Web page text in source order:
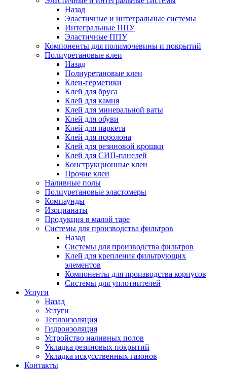
Назад
Эластичные и интегральные системы
Интегральные ППУ
Эластичные ППУ
Компоненты для полимочевины и покрытий
Полиуретановые клеи
Назад
Полиуретановые клеи
Клеи-герметики
Клей для бруса
Клей для камня
Клей для минеральной ваты
Клей для обуви
Клей для паркета
Клей для поролона
Клей для резиновой крошки
Клей для СИП-панелей
Конструкционные клеи
Прочие клеи
Наливные полы
Полиуретановые эластомеры
Компаунды
Изоцианаты
Продукция в малой таре
Системы для производства фильтров
Назад
Системы для производства фильтров
Клей для крепления фильтрующих
элементов
Компоненты для производства корпусов
Системы для уплотнителей
Услуги
Назад
Услуги
Теплоизоляция
Гидроизоляция
Устройство наливных полов
Укладка резиновых покрытий
Укладка искусственных газонов
Контакты